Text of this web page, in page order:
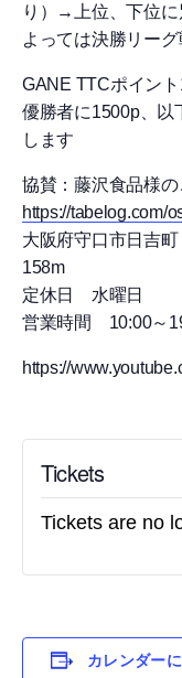
り）→上位、下位に
よっては決勝リーグ
GANE TTCポイン
優勝者に1500p、以
します
協賛：藤沢食品様の
https://tabelog.com/
大阪府守口市日吉
158m
定休日 水曜日
営業時間 10:00～
https://
Tickets
Tickets are no
カレンダー